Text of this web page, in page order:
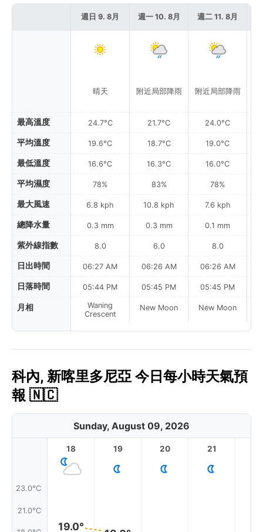
最高溫度
平均溫度
最低溫度
平均濕度
最大風速
總降水量
紫外線指數
日出時間
日落時間
月相
週日 9. 8月
晴天
24.7°C
19.6°C
16.6°C
78%
6.8 kph
0.3 mm
8.0
06:27 AM
05:44 PM
Waning
Crescent
週一 10. 8月
附近局部降雨
21.7°C
18.7°C
16.3°C
83%
10.8 kph
0.3 mm
6.0
06:26 AM
05:45 PM
New Moon
週二 11. 8月
附近局部降雨
24.0°C
19.0°C
16.0°C
78%
7.6 kph
0.1 mm
8.0
06:26 AM
05:45 PM
New Moon
科內, 新喀里多尼亞 今日每小時天氣預
報 🇳🇨
Sunday, August 09, 2026
23.0°C
21.0°C
18
19.0°
19 20 21